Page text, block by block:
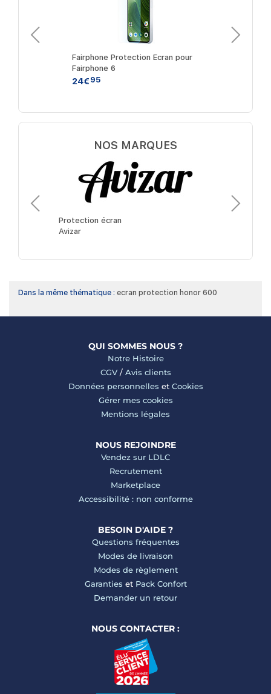
Fairphone Protection Ecran pour
Fairphone 6
24€ 95
NOS MARQUES
Protection écran
Avizar
3mk
Dans la même thématique : ecran protection honor 600
QUI SOMMES NOUS ?
Notre Histoire
CGV/ Avis clients
Données personnelles et Cookies
Gérer mes cookies
Mentions légales
NOUS REJOINDRE
Vendez sur LDLC
Recrutement
Marketplace
Accessibilité : non conforme
BESOIN D'AIDE ?
Questions fréquentes
Modes de livraison
Modes de règlement
Garanties et Pack Confort
Demander un retour
NOUS CONTACTER :